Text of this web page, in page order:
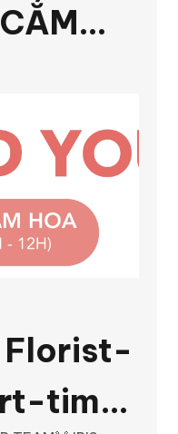
time)
Florist-
time: